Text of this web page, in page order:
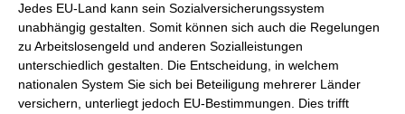
Jedes EU-Land kann sein Sozialversicherungssystem
unabhängig gestalten. Somit können sich auch die Regelungen
zu Arbeitslosengeld und anderen Sozialleistungen
unterschiedlich gestalten. Die Entscheidung, in welchem
nationalen System Sie sich bei Beteiligung mehrerer Länder
versichern, unterliegt jedoch EU-Bestimmungen. Dies trifft